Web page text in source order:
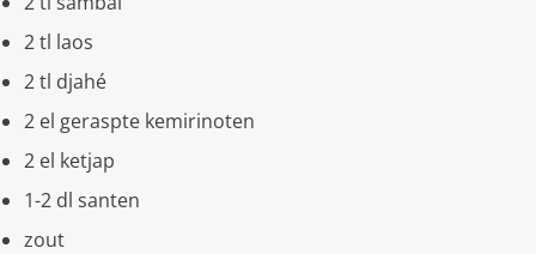
2 tl laos
2 tl djahé
2 el geraspte kemirinoten
2 el ketjap
1-2 dl santen
zout